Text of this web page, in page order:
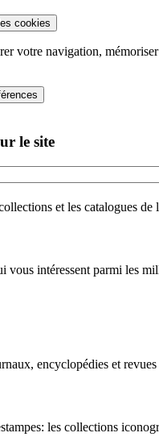
cookies
votre navigation,
le site
et les catalogues
vous intéressent parmi les
encyclopédies et
les collections